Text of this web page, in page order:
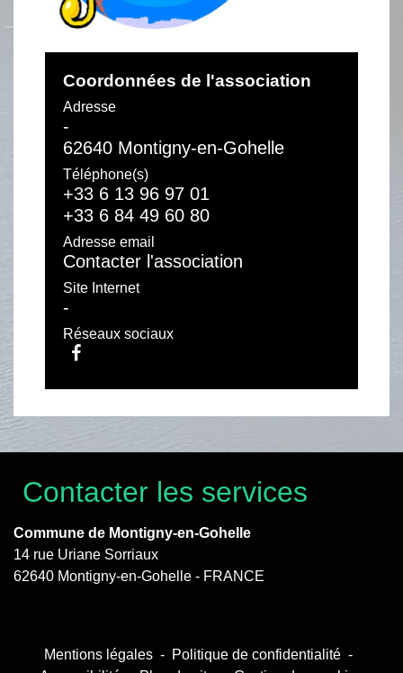
Coordonnées de l'association
Adresse
-
62640 Montigny-en-Gohelle
Téléphone(s)
+33 6 13 96 97 01
+33 6 84 49 60 80
Adresse email
Contacter l'association
Site Internet
-
Réseaux sociaux
Contacter les services
Commune de Montigny-en-Gohelle
14 rue Uriane Sorriaux
62640 Montigny-en-Gohelle - FRANCE
Mentions légales - Politique de confidentialité -